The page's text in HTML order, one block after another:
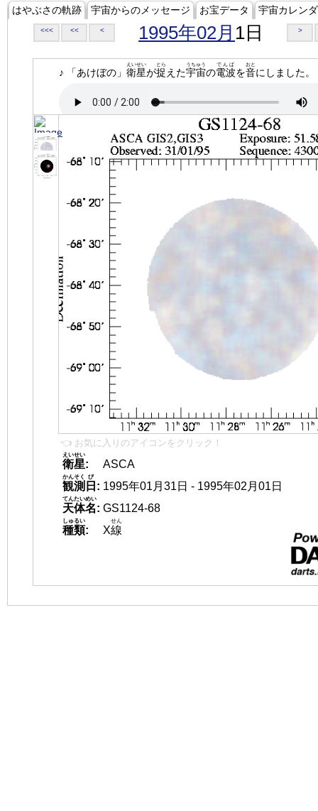
はやぶさの軌跡 宇宙からのメッセージ お宝データ 宇宙カレン
<<< << < 1995年02月 1日 >
♪ 「あけぼの」 衛星
えいせい
が捉
とら
えた宇宙
うちゅう
の電波
でんぱ
を音
おと
にしました。
👈 お気に入りのアイコンをクリック！
衛星
えいせい
:
ASCA
観測
かんそく
日
び
: 1995年01月31日 - 1995年02月01日
天体名
てんたいめい
: GS1124-68
種類
しゅるい
: X線
せん